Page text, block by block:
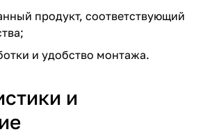
продукт, соответствующий
и удобство монтажа.
и